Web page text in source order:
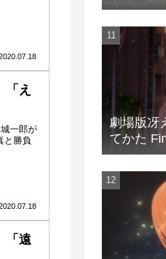
え
一郎が
と勝負
「遠
は潰えた
劇場版冴
てかた
インが特
るお話」